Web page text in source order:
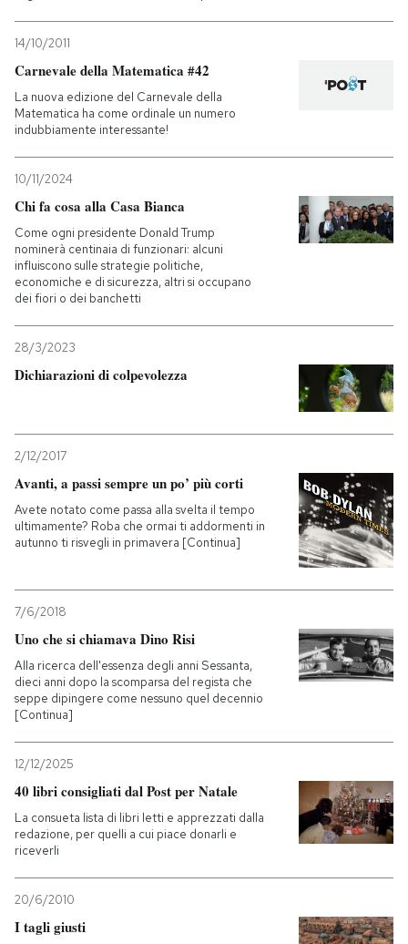
14/10/2011
Carnevale della Matematica #42
La nuova edizione del Carnevale della
Matematica ha come ordinale un numero
indubbiamente interessante!
10/11/2024
Chi fa cosa alla Casa Bianca
Come ogni presidente Donald Trump
nominerà centinaia di funzionari: alcuni
influiscono sulle strategie politiche,
economiche e di sicurezza, altri si occupano
dei fiori o dei banchetti
28/3/2023
Dichiarazioni di colpevolezza
2/12/2017
Avanti, a passi sempre un po’ più corti
Avete notato come passa alla svelta il tempo
ultimamente? Roba che ormai ti addormenti in
autunno ti risvegli in primavera [Continua]
7/6/2018
Uno che si chiamava Dino Risi
Alla ricerca dell'essenza degli anni Sessanta,
dieci anni dopo la scomparsa del regista che
seppe dipingere come nessuno quel decennio
[Continua]
12/12/2025
40 libri consigliati dal Post per Natale
La consueta lista di libri letti e apprezzati dalla
redazione, per quelli a cui piace donarli e
riceverli
20/6/2010
I tagli giusti